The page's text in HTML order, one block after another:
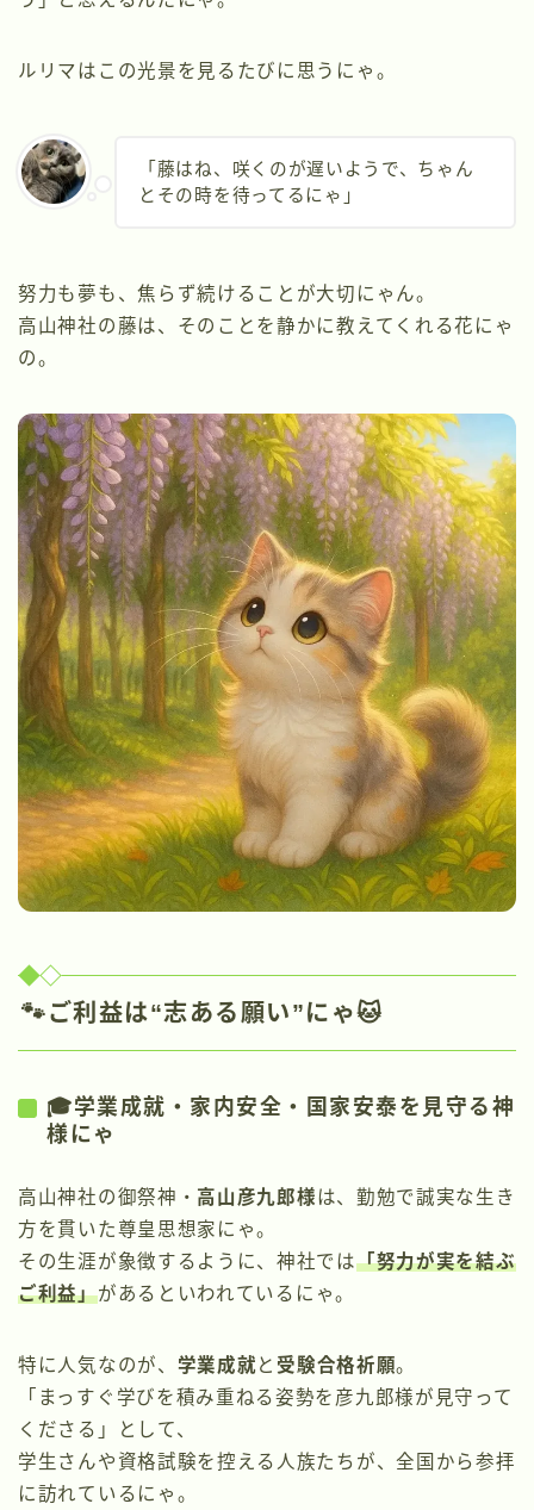
ルリマはこの光景を見るたびに思うにゃ。
「藤はね、咲くのが遅いようで、ちゃん
とその時を待ってるにゃ」
努力も夢も、焦らず続けることが大切にゃん。
高山神社の藤は、そのことを静かに教えてくれる花にゃ
の。
🐾ご利益は“志ある願い”にゃ🐱
🎓学業成就・家内安全・国家安泰を見守る神
様にゃ
高山神社の御祭神・ 高山彦九郎様は、勤勉で誠実な生き
方を貫いた尊皇思想家にゃ。
その生涯が象徴するように、神社では「努力が実を結ぶ
ご利益」があるといわれているにゃ。
特に人気なのが、 学業成就と 受験合格祈願。
「まっすぐ学びを積み重ねる姿勢を彦九郎様が見守って
くださる」として、
学生さんや資格試験を控える人族たちが、全国から参拝
に訪れているにゃ。